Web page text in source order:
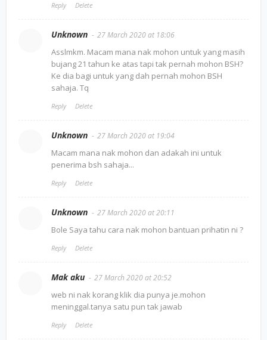
Reply Delete
Unknown 27 March 2020 at 18:06
Asslmkm. Macam mana nak mohon untuk yang masih
bujang 21 tahun ke atas tapi tak pernah mohon BSH?
Ke dia bagi untuk yang dah pernah mohon BSH
sahaja. Tq
Reply Delete
Unknown 27 March 2020 at 19:04
Macam mana nak mohon dan adakah ini untuk
penerima bsh sahaja...
Reply Delete
Unknown 27 March 2020 at 20:11
Bole Saya tahu cara nak mohon bantuan prihatin ni ?
Reply Delete
Mak aku 27 March 2020 at 20:52
web ni nak korang klik dia punya je.mohon
meninggal.tanya satu pun tak jawab
Reply Delete